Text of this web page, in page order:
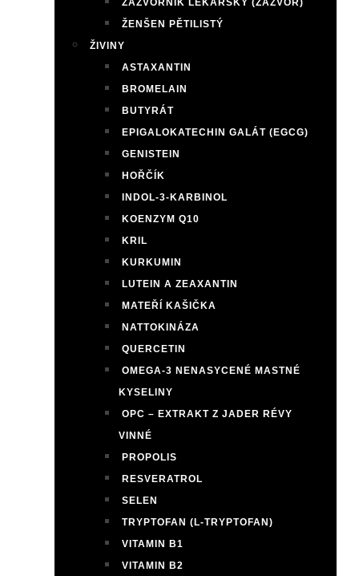
ZÁZVORNÍK LÉKAŘSKÝ (ZÁZVOR)
ŽENŠEN PĚTILISTÝ
ŽIVINY
ASTAXANTIN
BROMELAIN
BUTYRÁT
EPIGALOKATECHIN GALÁT (EGCG)
GENISTEIN
HOŘČÍK
INDOL-3-KARBINOL
KOENZYM Q10
KRIL
KURKUMIN
LUTEIN A ZEAXANTIN
MATEŘÍ KAŠIČKA
NATTOKINÁZA
QUERCETIN
OMEGA-3 NENASYCENÉ MASTNÉ
KYSELINY
OPC – EXTRAKT Z JADER RÉVY
VINNÉ
PROPOLIS
RESVERATROL
SELEN
TRYPTOFAN (L-TRYPTOFAN)
VITAMIN B1
VITAMIN B2